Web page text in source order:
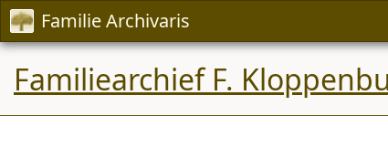
Familie Archivaris
Familiearchief F.